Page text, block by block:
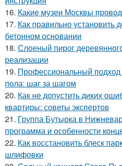
16. Какие музеи Москвы
17. Как правильно установить
бетонном основании
18. Слоеный пирог
реализации
19. Профессиональный подход
пола: шаг за шагом
20. Как не допустить диких
квартиры: советы экспертов
21. Группа Бутырка в
программа и особенности
22. Как восстановить блеск
шлифовки